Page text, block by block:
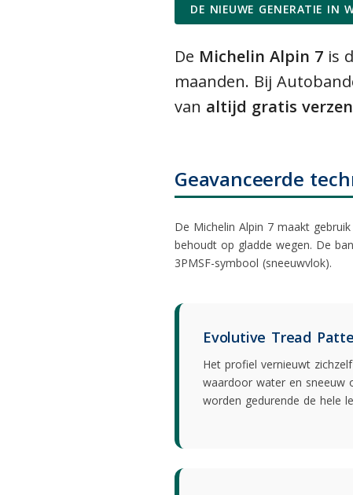
DE NIEUWE GENERATIE IN
De Michelin Alpin 7 is
maanden. Bij
van altijd gratis
Geavanceerde
De Michelin Alpin 7 maakt
behoudt op gladde wegen. De
3PMSF-symbool (sneeuwvlok).
Evolutive Tread
Het profiel vernieuwt
waardoor water en sneeuw
worden gedurende de hele